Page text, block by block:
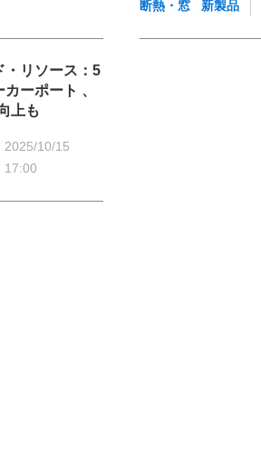
断熱・窓 新製品
・リソース：5
ーポート 、
上も
2025/10/15
17:00